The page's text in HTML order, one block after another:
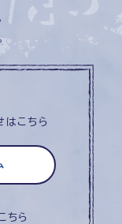
はこちら
ちら